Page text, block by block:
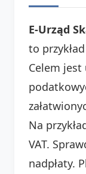
E-Urząd
to
Celem jest
Na
VAT.
nadpłaty.